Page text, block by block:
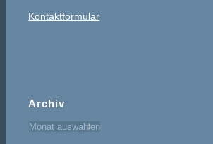
Kontaktformular
Archiv